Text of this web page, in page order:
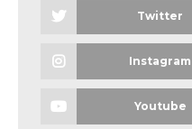
Twitter
Instagram
Youtube